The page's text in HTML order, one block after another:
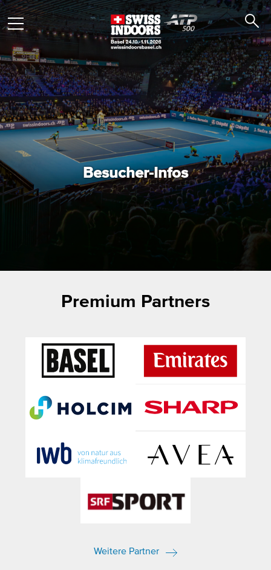
Besucher-Infos
Premium Partners
Weitere Partner